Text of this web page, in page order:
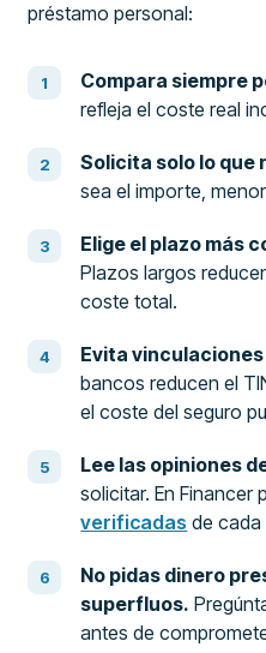
préstamo personal:
Compara siempre
refleja el coste real
Solicita solo lo que
sea el importe,
Elige el plazo más
Plazos largos
coste total.
Evita
bancos reducen el
el coste del seguro
Lee las opiniones
solicitar. En Financer
verificadas de cada
No pidas dinero
superfluos.
antes de